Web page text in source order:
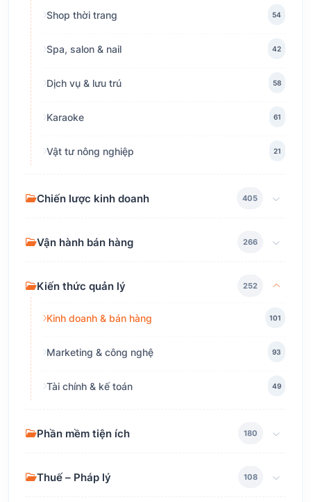
Shop thời trang 54
Spa, salon & nail 42
Dịch vụ & lưu trú 58
Karaoke 61
Vật tư nông nghiệp 21
Chiến lược kinh doanh 405
Vận hành bán hàng 266
Kiến thức quản lý 252
Kinh doanh & bán hàng 101
Marketing & công nghệ 93
Tài chính & kế toán 49
Phần mềm tiện ích 180
Thuế – Pháp lý 108